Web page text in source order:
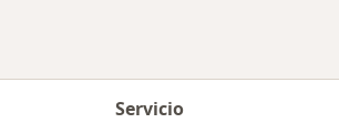
Servicio